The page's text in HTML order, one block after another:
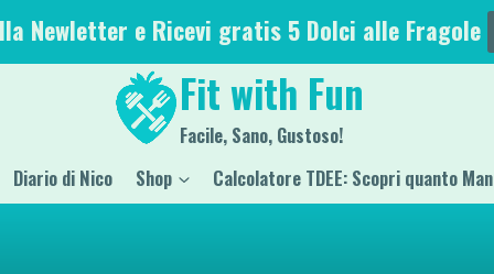
Newletter e Ricevi gratis 5 Dolci alle Fragole
Fit with Fun
Facile, Sano, Gustoso!
Diario di Nico Shop Calcolatore TDEE: Scopri quanto